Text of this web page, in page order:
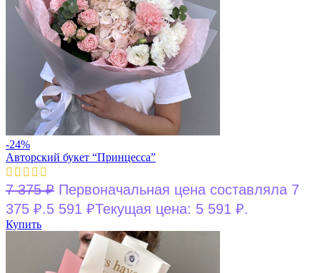
-24%
Авторский букет “Принцесса”
7 375₽ Первоначальная цена составляла 7
375 ₽.5 591 ₽Текущая цена: 5 591 ₽.
Купить